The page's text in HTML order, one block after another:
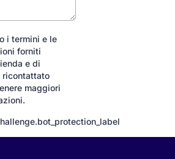
i termini e le
forniti
e di
ricontattato
maggiori